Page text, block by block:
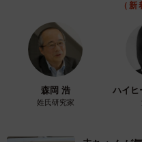
（
森岡 浩
姓氏研究家
ハイヒ